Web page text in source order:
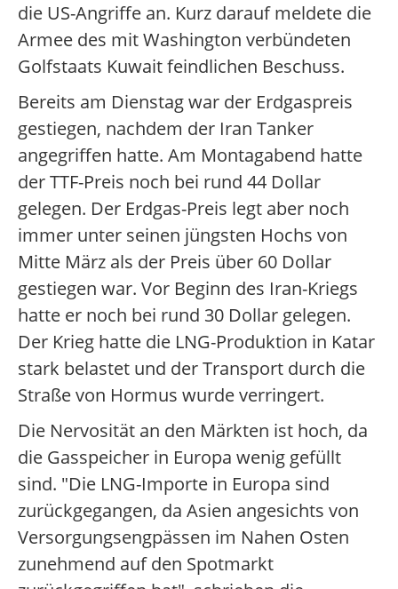
die US-Angriffe an. Kurz darauf meldete die
Armee des mit Washington verbündeten
Golfstaats Kuwait feindlichen Beschuss.
Bereits am Dienstag war der Erdgaspreis
gestiegen, nachdem der Iran Tanker
angegriffen hatte. Am Montagabend hatte
der TTF-Preis noch bei rund 44 Dollar
gelegen. Der Erdgas-Preis legt aber noch
immer unter seinen jüngsten Hochs von
Mitte März als der Preis über 60 Dollar
gestiegen war. Vor Beginn des Iran-Kriegs
hatte er noch bei rund 30 Dollar gelegen.
Der Krieg hatte die LNG-Produktion in Katar
stark belastet und der Transport durch die
Straße von Hormus wurde verringert.
Die Nervosität an den Märkten ist hoch, da
die Gasspeicher in Europa wenig gefüllt
sind. "Die LNG-Importe in Europa sind
zurückgegangen, da Asien angesichts von
Versorgungsengpässen im Nahen Osten
zunehmend auf den Spotmarkt